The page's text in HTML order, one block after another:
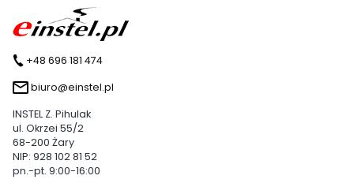
+48 696 181 474
biuro@einstel.pl
INSTEL Z. Pihulak
ul. Okrzei 55/2
68-200 Żary
NIP: 928 102 81 52
pn.-pt. 9:00-16:00